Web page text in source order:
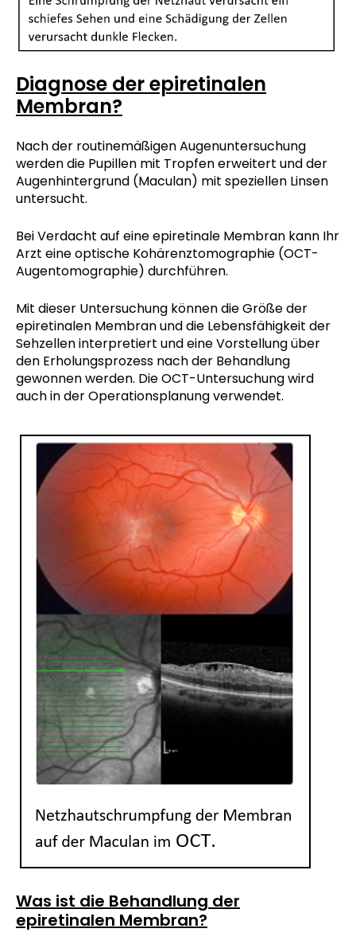
Diagnose der epiretinalen
Membran?
Nach der routinemäßigen Augenuntersuchung
werden die Pupillen mit Tropfen erweitert und der
Augenhintergrund (Maculan) mit speziellen Linsen
untersucht.
Bei Verdacht auf eine epiretinale Membran kann Ihr
Arzt eine optische Kohärenztomographie (OCT-
Augentomographie) durchführen.
Mit dieser Untersuchung können die Größe der
epiretinalen Membran und die Lebensfähigkeit der
Sehzellen interpretiert und eine Vorstellung über
den Erholungsprozess nach der Behandlung
gewonnen werden. Die OCT-Untersuchung wird
auch in der Operationsplanung verwendet.
Was ist die Behandlung der
epiretinalen Membran?